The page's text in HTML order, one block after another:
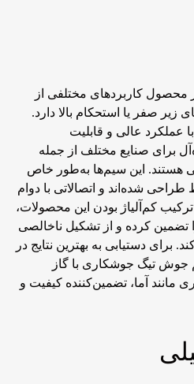
محصول کاربردهای مختلفی از
زیر صفر یا استحکام بالا دارد.
عملکرد عالی و قابلیت
برای صنایع مختلف از جمله
هستند. این سیم‌ها به‌طور خاص
شده‌اند و اتصالاتی با دوام
کم‌آلیاژ بودن این محصولات،
تضمین کرده و از تشکیل ناخالصی
دستیابی به بهترین نتایج در
تیگ جوشکاری با گاز
مانند آما، تضمین‌کننده کیفیت و